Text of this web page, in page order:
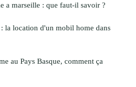
a marseille : que faut-il savoir ?
la location d'un mobil home dans
au Pays Basque, comment ça